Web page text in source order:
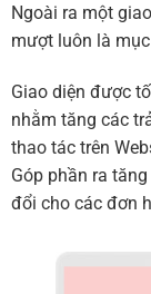
Ngoài ra một
mượt luôn là
Giao diện được
nhằm tăng các
thao tác trên
Góp phần ra
đổi cho các đơn